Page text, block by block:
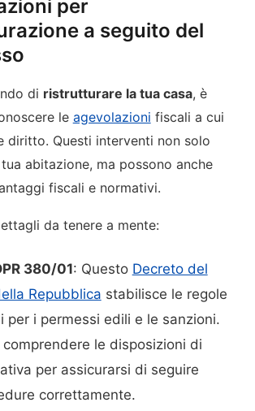
per
a seguito del
di ristrutturare la tua casa, è
le agevolazioni fiscali a cui
diritto. Questi interventi non solo
abitazione, ma possono anche
fiscali e normativi.
da tenere a mente:
380/01: Questo Decreto del
Repubblica stabilisce le regole
per i permessi edili e le sanzioni.
comprendere le disposizioni di
per assicurarsi di seguire
correttamente.